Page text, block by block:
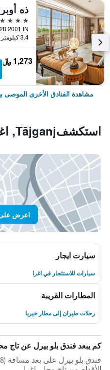
5 نجوم
3.4 كيلومتر عن وسط المدينة
1,273 ﷼
مشاهدة الفنادق الأخرى الموصى
استكشفTājganj, اغرا
اعرض
سيارت ايجار
سيارات للاستئجار في اغرا
المطارات القريبة
رحلات طيران إلى مطار خيريا
كم يبعد فندق بلو بيرل عن تاج